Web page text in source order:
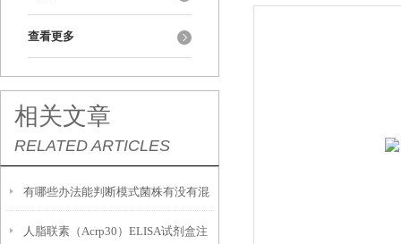
查看更多
相关文章
RELATED ARTICLES
有哪些办法能判断模式菌株有没有混
入杂菌？
人脂联素（Acrp30）ELISA试剂盒注